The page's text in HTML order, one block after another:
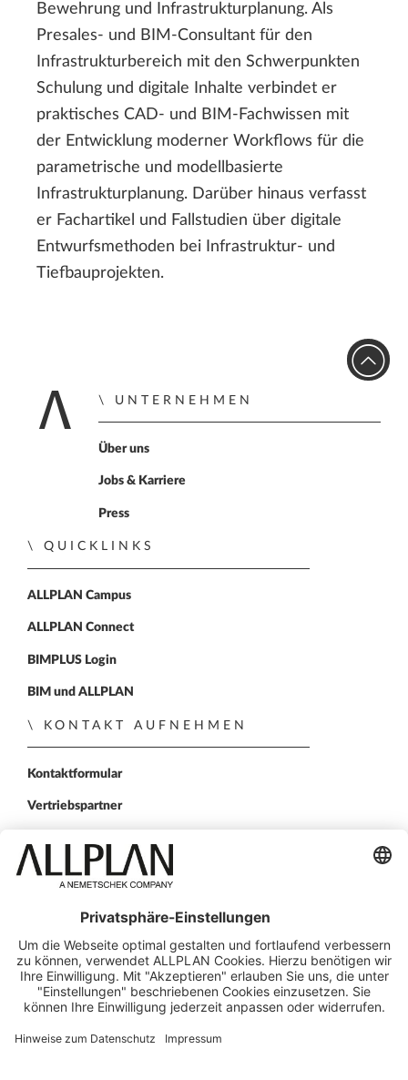
Bewehrung und Infrastrukturplanung. Als
Presales- und BIM-Consultant für den
Infrastrukturbereich mit den Schwerpunkten
Schulung und digitale Inhalte verbindet er
praktisches CAD- und BIM-Fachwissen mit
der Entwicklung moderner Workflows für die
parametrische und modellbasierte
Infrastrukturplanung. Darüber hinaus verfasst
er Fachartikel und Fallstudien über digitale
Entwurfsmethoden bei Infrastruktur- und
Tiefbauprojekten.
Zur Startseite
UNTERNEHMEN
Über uns
Jobs & Karriere
Press
QUICKLINKS
ALLPLAN Campus
ALLPLAN Connect
BIMPLUS Login
BIM und ALLPLAN
KONTAKT AUFNEHMEN
Kontaktformular
Vertriebspartner
ALLPLAN auf LinkedIn
ALLPLAN auf Facebook
ALLPLAN auf YouTube
ALLPLAN auf Twitter
ALLPLAN auf
© ALLPLAN Schweiz AG
ALLPLAN ist Teil der Nemetschek Group